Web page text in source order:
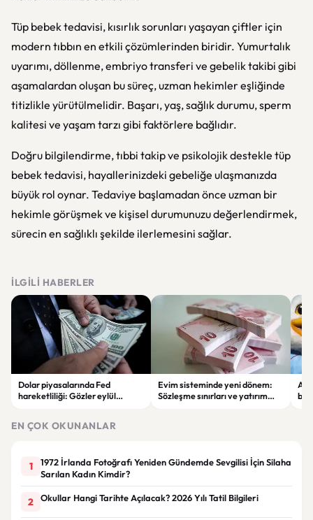
Tüp bebek tedavisi, kısırlık sorunları yaşayan çiftler için
modern tıbbın en etkili çözümlerinden biridir. Yumurtalık
uyarımı, döllenme, embriyo transferi ve gebelik takibi gibi
aşamalardan oluşan bu süreç, uzman hekimler eşliğinde
titizlikle yürütülmelidir. Başarı, yaş, sağlık durumu, sperm
kalitesi ve yaşam tarzı gibi faktörlere bağlıdır.
Doğru bilgilendirme, tıbbi takip ve psikolojik destekle tüp
bebek tedavisi, hayallerinizdeki gebeliğe ulaşmanızda
büyük rol oynar. Tedaviye başlamadan önce uzman bir
hekimle görüşmek ve kişisel durumunuzu değerlendirmek,
sürecin en sağlıklı şekilde ilerlemesini sağlar.
İLGILI HABERLER
Dolar piyasalarında Fed
hareketliliği: Gözler eylül
Evim sisteminde yeni dönem:
Sözleşme sınırları ve yatırım
EN ÇOK OKUNANLAR
1
1972 İrlanda Fotoğrafı Yeniden Gündemde Sevgilisi İçin Silaha
Sarılan Kadın Kimdir?
2 Okullar Hangi Tarihte Açılacak? 2026 Yılı Tatil Bilgileri